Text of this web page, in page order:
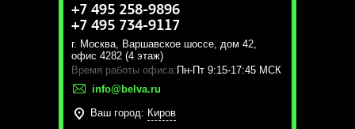
+7 495 258-9896
+7 495 734-9117
г. Москва, Варшавское шоссе, дом 42,
офис 4282 (4 этаж)
Время работы офиса: Пн-Пт 9:15-17:45 МСК
info@belva.ru
Ваш город: Киров